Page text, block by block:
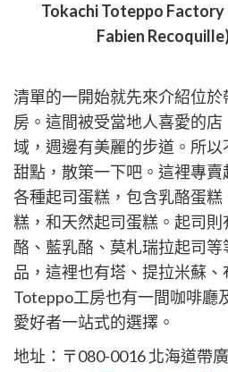
Tokachi Toteppo Factory
Fabien
清單的一開始就先來介紹位
房。這間被受當地人喜愛的
域，週邊有美麗的步道。所
甜點，散策一下吧。這裡專
各種起司蛋糕，包含乳酪蛋
糕，和天然起司蛋糕。起司
酪、藍乳酪、莫札瑞拉起司
品，這裡也有塔、提拉米蘇
Toteppo工房也有一間咖啡廳
愛好者一站式的選擇。
地址：〒080-0016 北海道帶